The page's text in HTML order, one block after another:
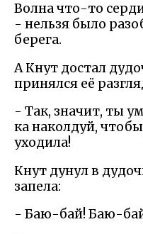
Волна что-то
- нельзя было
берега.
А Кнут достал
принялся её
- Так, значит, ты
ка наколдуй,
уходила!
Кнут дунул в
запела:
- Баю-бай! Баю-